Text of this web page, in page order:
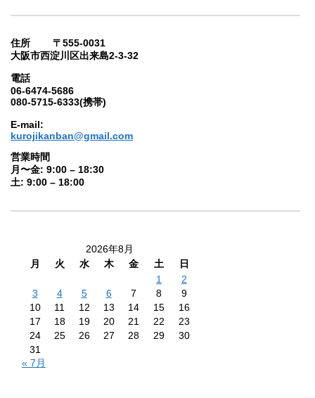
住所 〒555-0031
大阪市西淀川区出来島2-3-32
電話
06-6474-5686
080-5715-6333(携帯)
E-mail:
kurojikanban@gmail.com
営業時間
月〜金: 9:00 – 18:30
土: 9:00 – 18:00
2026年8月
月
火 水 木 金 土
日
1
2
3
4 5 6 7 8
9
10
11 12 13 14 15
16
17
18 19 20 21 22
23
24
25 26 27 28 29
30
31
« 7月